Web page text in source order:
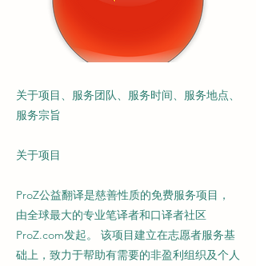
关于项目、服务团队、服务时间、服务地点、
服务宗旨
关于项目
ProZ公益翻译是慈善性质的免费服务项目，
由全球最大的专业笔译者和口译者社区
ProZ.com发起。 该项目建立在志愿者服务基
础上，致力于帮助有需要的非盈利组织及个人